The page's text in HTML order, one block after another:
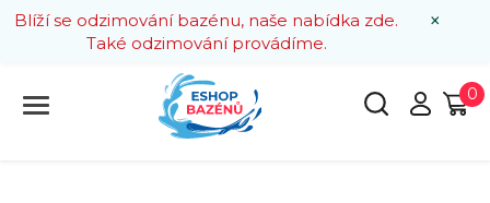
×
Blíží se odzimování bazénu, naše nabídka zde.
Také odzimování provádíme.
0